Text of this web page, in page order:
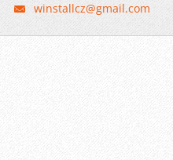
winstallcz@gmail.com